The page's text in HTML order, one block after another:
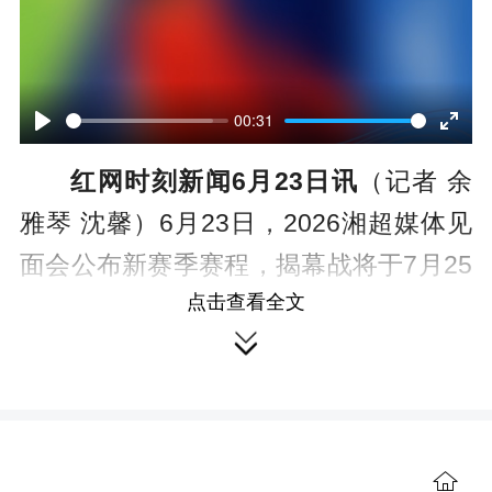
P
a
y
00:31
E
n
t
e
红网时刻新闻6月23日讯 （记者 余
雅琴 沈馨）6月23日，2026湘超媒体见
面会公布新赛季赛程，揭幕战将于7月25
日在贺龙体育场开启，长沙队主场迎战
卫冕冠军永州队。昔日点球绝杀对手，
点击查看全文
